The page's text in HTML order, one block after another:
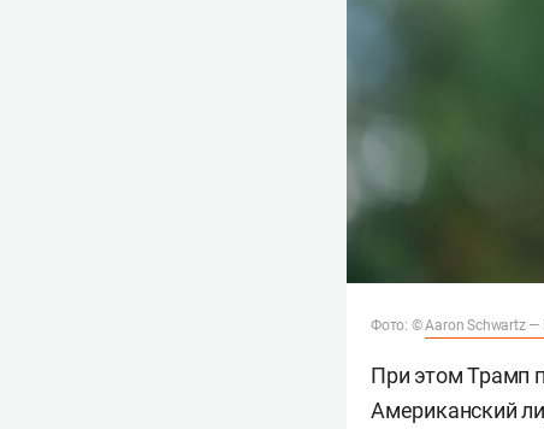
Фото: ©Aaron Schwartz —
При этом Трамп
Американский